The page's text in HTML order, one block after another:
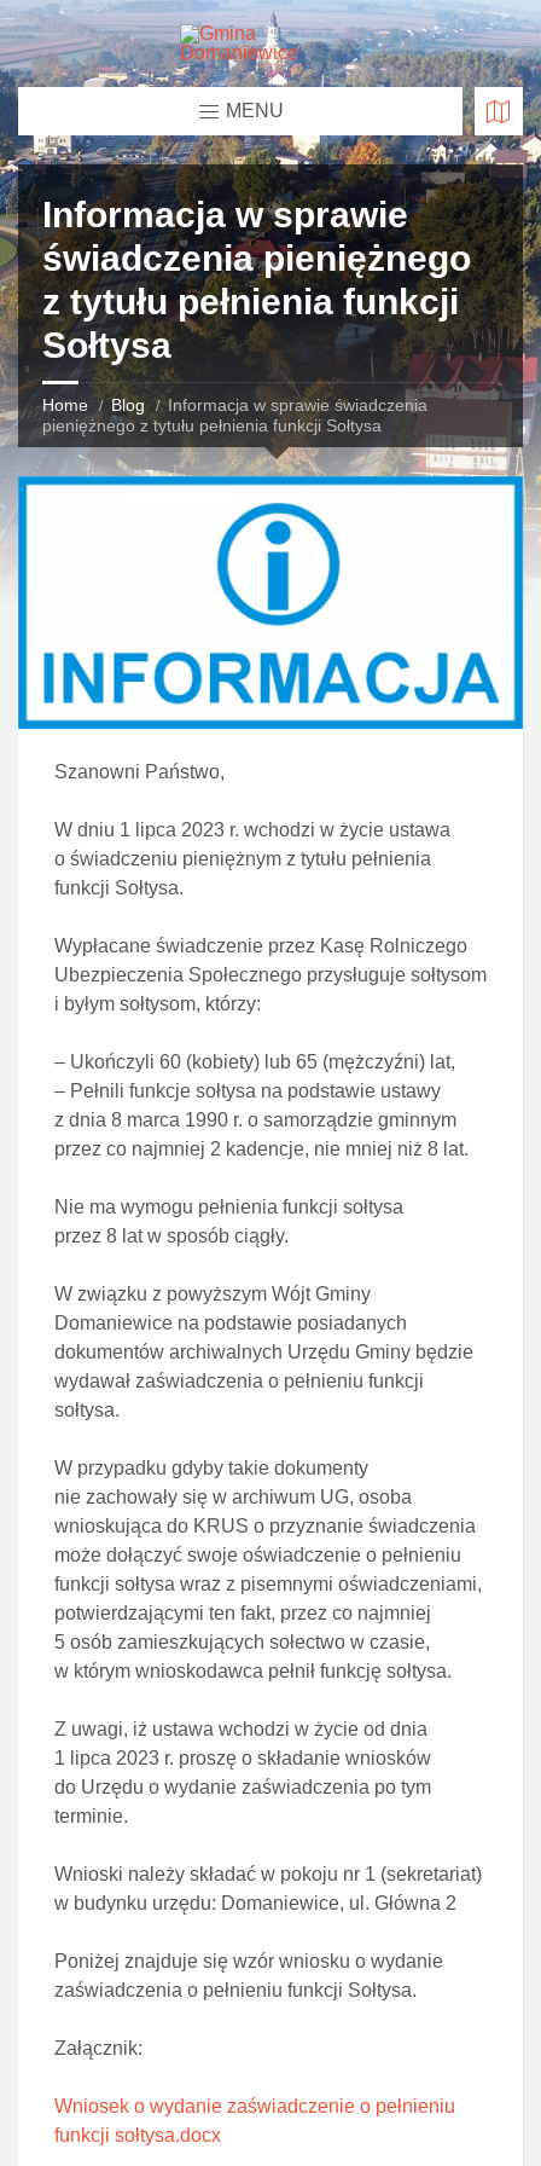
MENU
Informacja w sprawie
świadczenia pieniężnego
z tytułu pełnienia funkcji
Sołtysa
Home Blog
Informacja w sprawie świadczenia
pieniężnego z tytułu pełnienia funkcji Sołtysa
Szanowni Państwo,
W dniu 1 lipca 2023 r. wchodzi w życie ustawa
o świadczeniu pieniężnym z tytułu pełnienia
funkcji Sołtysa.
Wypłacane świadczenie przez Kasę Rolniczego
Ubezpieczenia Społecznego przysługuje sołtysom
i byłym sołtysom, którzy:
– Ukończyli 60 (kobiety) lub 65 (mężczyźni) lat,
– Pełnili funkcje sołtysa na podstawie ustawy
z dnia 8 marca 1990 r. o samorządzie gminnym
przez co najmniej 2 kadencje, nie mniej niż 8 lat.
Nie ma wymogu pełnienia funkcji sołtysa
przez 8 lat w sposób ciągły.
W związku z powyższym Wójt Gminy
Domaniewice na podstawie posiadanych
dokumentów archiwalnych Urzędu Gminy będzie
wydawał zaświadczenia o pełnieniu funkcji
sołtysa.
W przypadku gdyby takie dokumenty
nie zachowały się w archiwum UG, osoba
wnioskująca do KRUS o przyznanie świadczenia
może dołączyć swoje oświadczenie o pełnieniu
funkcji sołtysa wraz z pisemnymi oświadczeniami,
potwierdzającymi ten fakt, przez co najmniej
5 osób zamieszkujących sołectwo w czasie,
w którym wnioskodawca pełnił funkcję sołtysa.
Z uwagi, iż ustawa wchodzi w życie od dnia
1 lipca 2023 r. proszę o składanie wniosków
do Urzędu o wydanie zaświadczenia po tym
terminie.
Wnioski należy składać w pokoju nr 1 (sekretariat)
w budynku urzędu: Domaniewice, ul. Główna 2
Poniżej znajduje się wzór wniosku o wydanie
zaświadczenia o pełnieniu funkcji Sołtysa.
Załącznik:
Wniosek o wydanie zaświadczenie o pełnieniu
funkcji sołtysa.docx